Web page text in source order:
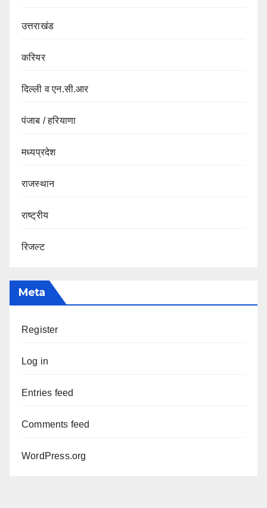
उत्तराखंड
करियर
दिल्ली व एन.सी.आर
पंजाब / हरियाणा
मध्यप्रदेश
राजस्थान
राष्ट्रीय
रिजल्ट
Meta
Register
Log in
Entries feed
Comments feed
WordPress.org